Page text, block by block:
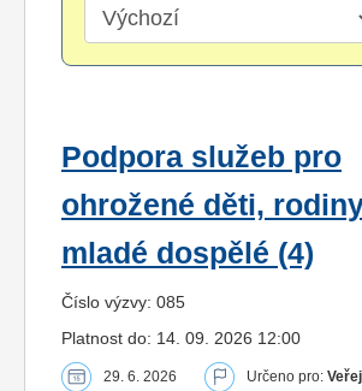
Podpora služeb pro
ohrožené děti,
mladé dospělé (4)
Číslo výzvy: 085
Platnost do: 14. 09. 2026 12:00
29. 6. 2026 Určeno pro: